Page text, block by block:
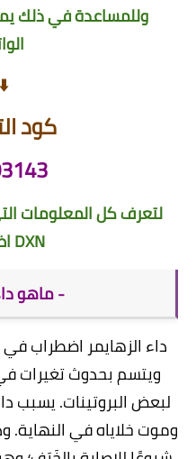
وللمساعدة في ذلك
كود
لتعرف كل المعلومات
DXN
- ماهو
داء الزهايمر اضطراب في
ويتسم بحدوث تغيرات
لبعض البروتينات. يسبب
وموت خلاياه في النهاية.